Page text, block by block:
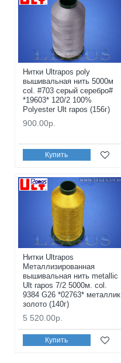
Нитки Ultrapos poly
вышивальная нить 5000м
col. #703 серый серебро#
*19603* 120/2 100%
Polyester Ult rapos (156г)
900.00р.
Купить
Нитки Ultrapos
Металлизированная
вышивальная нить metallic
Ult rapos 7/2 5000м. col.
9384 G26 *02763* металлик
золото (140г)
5 520.00р.
Купить